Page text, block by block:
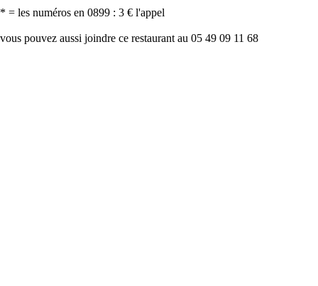
* = les numéros en 0899 : 3 € l'appel
vous pouvez aussi joindre ce restaurant au 05 49 09 11 68